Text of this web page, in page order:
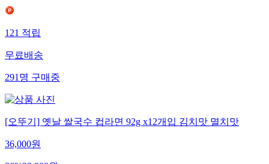
121적립
무료배송
291명구매중
[오뚜기] 옛날 쌀국수 컵라면 92g x12개입 김치맛 멸치맛
36,000원